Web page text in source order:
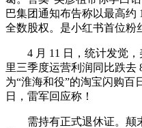
巴集团通知布告称以最高约
全数股权。是小红书首位粉
4 月 11 日，统计发觉，
里三季度运营利润同比跌去
为“淮海和役”的淘宝闪购百
日，雷军回应称！
需持有正式退休证。颠